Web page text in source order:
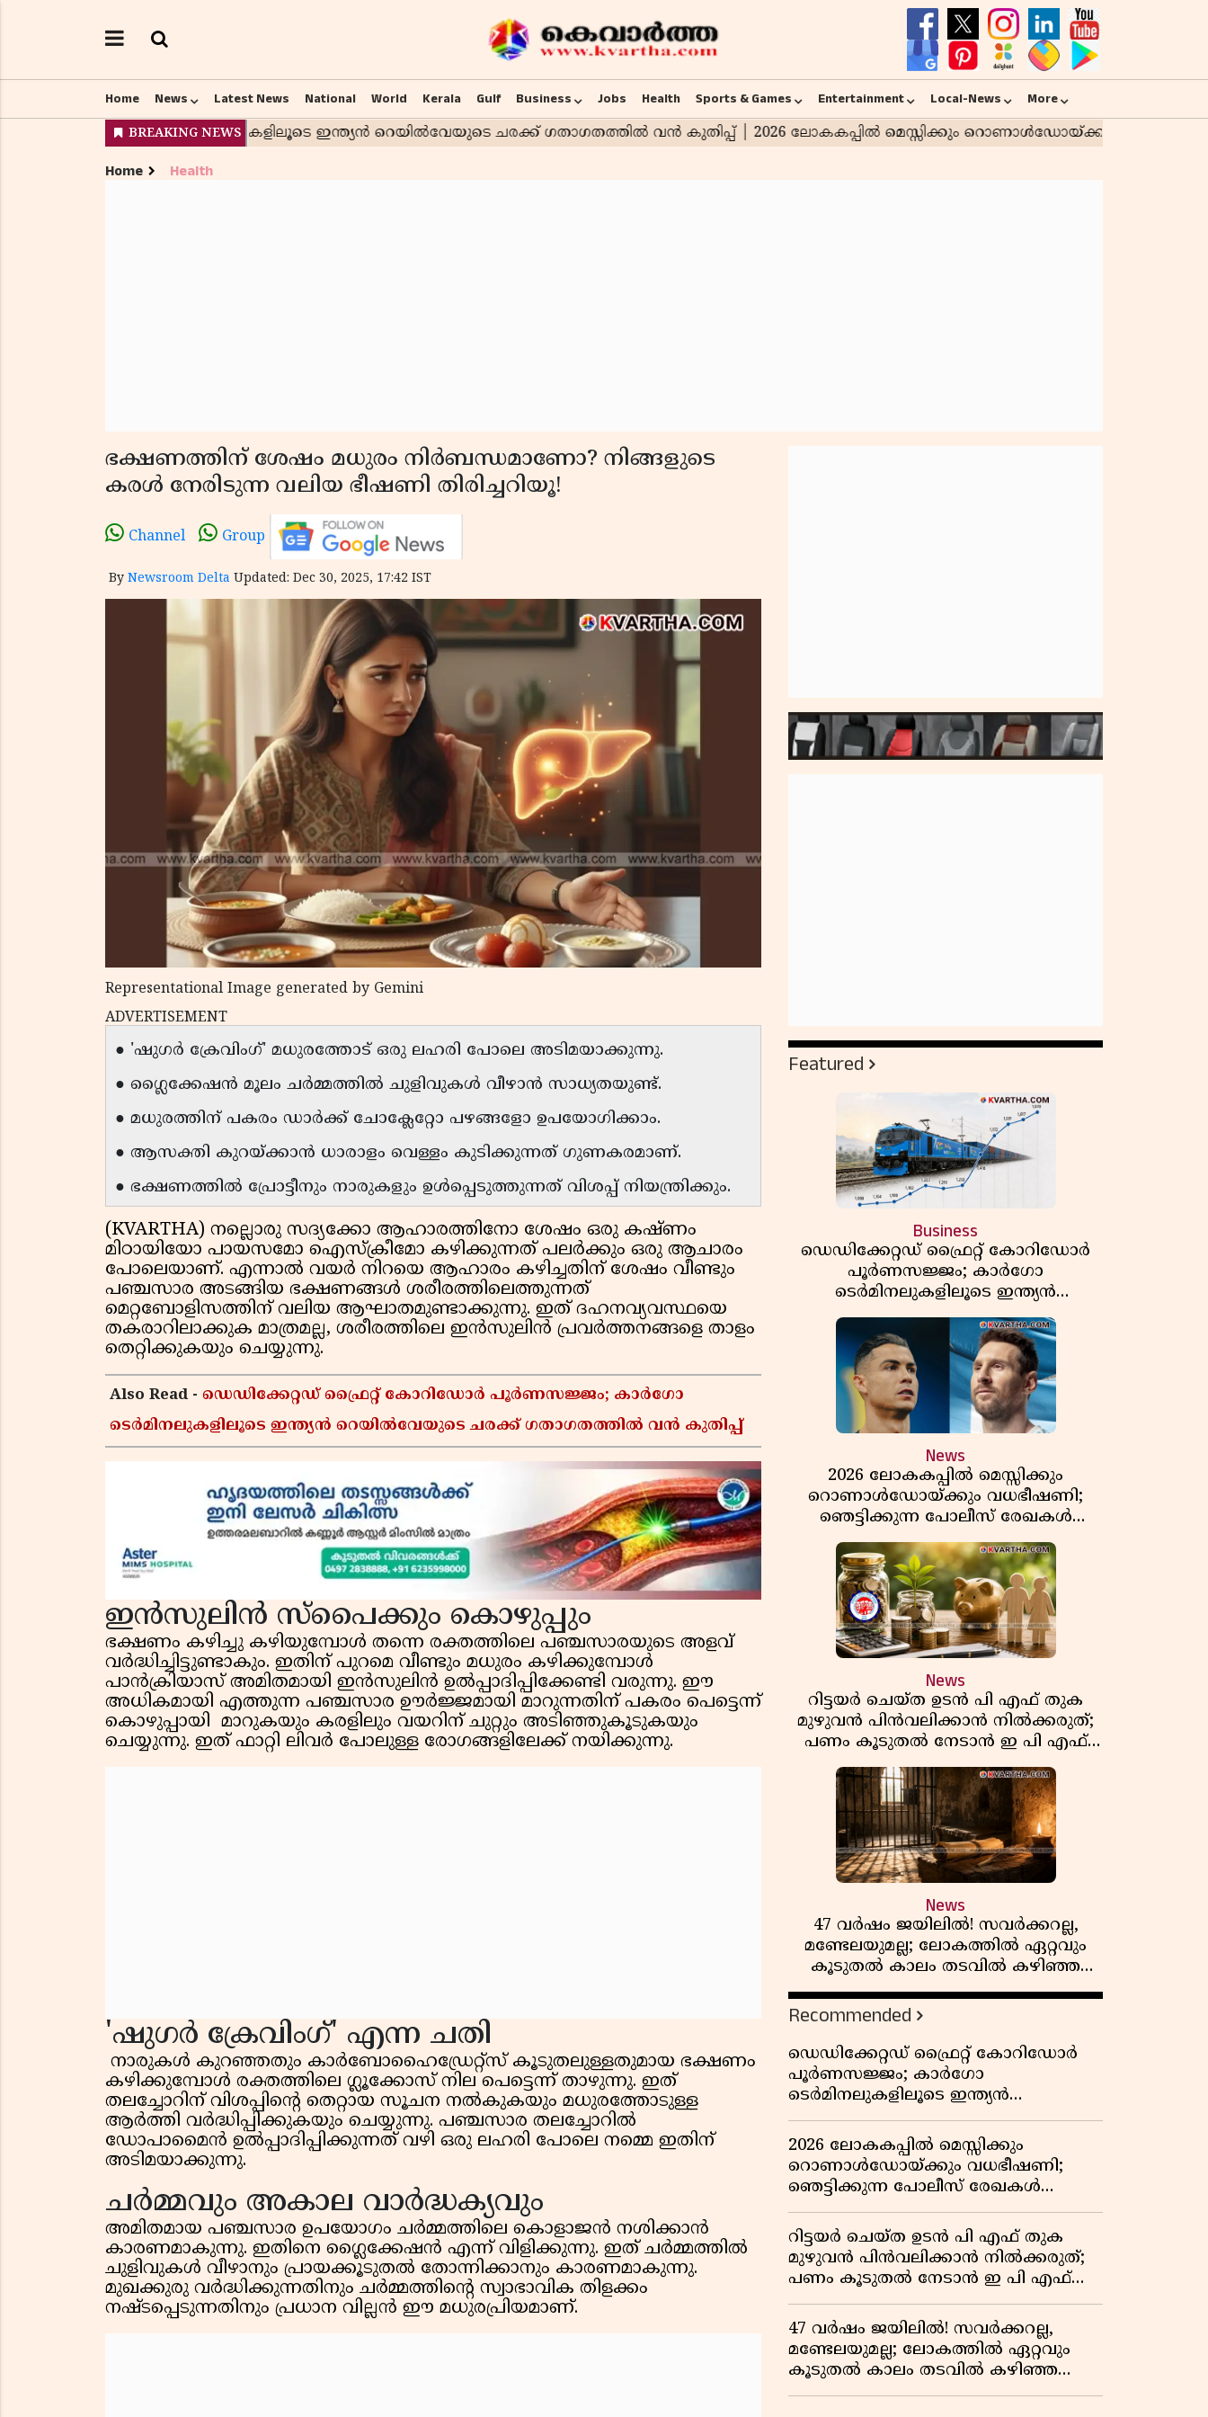
Home News Latest News National World Kerala Gulf Business Jobs Health Sports & Games Entertainment Local-News More
Home Health
ഭക്ഷണത്തിന് ശേഷം മധുരം നിർബന്ധമാണോ? നിങ്ങളുടെ
കരൾ നേരിടുന്ന വലിയ ഭീഷണി തിരിച്ചറിയൂ!
Channel Group
By Newsroom Delta Updated: Dec 30, 2025, 17:42 IST
Representational Image generated by Gemini
ADVERTISEMENT
● 'ഷുഗർ ക്രേവിംഗ്' മധുരത്തോട് ഒരു ലഹരി പോലെ അടിമയാക്കുന്നു.
● ഗ്ലൈക്കേഷൻ മൂലം ചർമ്മത്തിൽ ചുളിവുകൾ വീഴാൻ സാധ്യതയുണ്ട്.
● മധുരത്തിന് പകരം ഡാർക്ക് ചോക്ലേറ്റോ പഴങ്ങളോ ഉപയോഗിക്കാം.
● ആസക്തി കുറയ്ക്കാൻ ധാരാളം വെള്ളം കുടിക്കുന്നത് ഗുണകരമാണ്.
● ഭക്ഷണത്തിൽ പ്രോട്ടീനും നാരുകളും ഉൾപ്പെടുത്തുന്നത് വിശപ്പ് നിയന്ത്രിക്കും.
(KVARTHA) നല്ലൊരു സദ്യക്കോ ആഹാരത്തിനോ ശേഷം ഒരു കഷ്ണം
മിഠായിയോ പായസമോ ഐസ്ക്രീമോ കഴിക്കുന്നത് പലർക്കും ഒരു ആചാരം
പോലെയാണ്. എന്നാൽ വയർ നിറയെ ആഹാരം കഴിച്ചതിന് ശേഷം വീണ്ടും
പഞ്ചസാര അടങ്ങിയ ഭക്ഷണങ്ങൾ ശരീരത്തിലെത്തുന്നത്
മെറ്റബോളിസത്തിന് വലിയ ആഘാതമുണ്ടാക്കുന്നു. ഇത് ദഹനവ്യവസ്ഥയെ
തകരാറിലാക്കുക മാത്രമല്ല, ശരീരത്തിലെ ഇൻസുലിൻ പ്രവർത്തനങ്ങളെ താളം
തെറ്റിക്കുകയും ചെയ്യുന്നു.
Also Read - ഡെഡിക്കേറ്റഡ് ഫ്രൈറ്റ് കോറിഡോർ പൂർണസജ്ജം; കാർഗോ
ടെർമിനലുകളിലൂടെ ഇന്ത്യൻ റെയിൽവേയുടെ ചരക്ക് ഗതാഗതത്തിൽ വൻ കുതിപ്പ്
ഇൻസുലിൻ സ്പൈക്കും കൊഴുപ്പും
ഭക്ഷണം കഴിച്ചു കഴിയുമ്പോൾ തന്നെ രക്തത്തിലെ പഞ്ചസാരയുടെ അളവ്
വർദ്ധിച്ചിട്ടുണ്ടാകും. ഇതിന് പുറമെ വീണ്ടും മധുരം കഴിക്കുമ്പോൾ
പാൻക്രിയാസ് അമിതമായി ഇൻസുലിൻ ഉൽപ്പാദിപ്പിക്കേണ്ടി വരുന്നു. ഈ
അധികമായി എത്തുന്ന പഞ്ചസാര ഊർജ്ജമായി മാറുന്നതിന് പകരം പെട്ടെന്ന്
കൊഴുപ്പായി മാറുകയും കരളിലും വയറിന് ചുറ്റും അടിഞ്ഞുകൂടുകയും
ചെയ്യുന്നു. ഇത് ഫാറ്റി ലിവർ പോലുള്ള രോഗങ്ങളിലേക്ക് നയിക്കുന്നു.
'ഷുഗർ ക്രേവിംഗ്' എന്ന ചതി
നാരുകൾ കുറഞ്ഞതും കാർബോഹൈഡ്രേറ്റ്സ് കൂടുതലുള്ളതുമായ ഭക്ഷണം
കഴിക്കുമ്പോൾ രക്തത്തിലെ ഗ്ലൂക്കോസ് നില പെട്ടെന്ന് താഴുന്നു. ഇത്
തലച്ചോറിന് വിശപ്പിന്റെ തെറ്റായ സൂചന നൽകുകയും മധുരത്തോടുള്ള
ആർത്തി വർദ്ധിപ്പിക്കുകയും ചെയ്യുന്നു. പഞ്ചസാര തലച്ചോറിൽ
ഡോപാമൈൻ ഉൽപ്പാദിപ്പിക്കുന്നത് വഴി ഒരു ലഹരി പോലെ നമ്മെ ഇതിന്
അടിമയാക്കുന്നു.
ചർമ്മവും അകാല വാർദ്ധക്യവും
അമിതമായ പഞ്ചസാര ഉപയോഗം ചർമ്മത്തിലെ കൊളാജൻ നശിക്കാൻ
കാരണമാകുന്നു. ഇതിനെ ഗ്ലൈക്കേഷൻ എന്ന് വിളിക്കുന്നു. ഇത് ചർമ്മത്തിൽ
ചുളിവുകൾ വീഴാനും പ്രായക്കൂടുതൽ തോന്നിക്കാനും കാരണമാകുന്നു.
മുഖക്കുരു വർദ്ധിക്കുന്നതിനും ചർമ്മത്തിന്റെ സ്വാഭാവിക തിളക്കം
നഷ്ടപ്പെടുന്നതിനും പ്രധാന വില്ലൻ ഈ മധുരപ്രിയമാണ്.
Featured
Business
ഡെഡിക്കേറ്റഡ് ഫ്രൈറ്റ് കോറിഡോർ
പൂർണസജ്ജം; കാർഗോ
ടെർമിനലുകളിലൂടെ ഇന്ത്യൻ
റെയിൽവേയുടെ ചരക്ക് ഗതാഗതത്തിൽ
വൻ കുതിപ്പ്
News
2026 ലോകകപ്പിൽ മെസ്സിക്കും
റൊണാൾഡോയ്ക്കും വധഭീഷണി;
ഞെട്ടിക്കുന്ന പോലീസ് രേഖകൾ
പുറത്ത്
News
റിട്ടയർ ചെയ്ത ഉടൻ പി എഫ് തുക
മുഴുവൻ പിൻവലിക്കാൻ നിൽക്കരുത്;
പണം കൂടുതൽ നേടാൻ ഇ പി എഫ്
ഒയുടെ നിയമം അറിയാം
News
47 വർഷം ജയിലിൽ! സവർക്കറല്ല,
മണ്ടേലയുമല്ല; ലോകത്തിൽ ഏറ്റവും
കൂടുതൽ കാലം തടവിൽ കഴിഞ്ഞ
രാഷ്ട്രീയ തടവുകാരൻ ഇദ്ദേഹം! ഒരു
ഇന്ത്യൻ സ്വാതന്ത്ര്യസമര സേനാനിയുടെ
വേറിട്ട കഥ
Recommended
ഡെഡിക്കേറ്റഡ് ഫ്രൈറ്റ് കോറിഡോർ
പൂർണസജ്ജം; കാർഗോ
ടെർമിനലുകളിലൂടെ ഇന്ത്യൻ
റെയിൽവേയുടെ ചരക്ക് ഗതാഗതത്തിൽ
വൻ കുതിപ്പ്
2026 ലോകകപ്പിൽ മെസ്സിക്കും
റൊണാൾഡോയ്ക്കും വധഭീഷണി;
ഞെട്ടിക്കുന്ന പോലീസ് രേഖകൾ
പുറത്ത്
റിട്ടയർ ചെയ്ത ഉടൻ പി എഫ് തുക
മുഴുവൻ പിൻവലിക്കാൻ നിൽക്കരുത്;
പണം കൂടുതൽ നേടാൻ ഇ പി എഫ്
ഒയുടെ നിയമം അറിയാം
47 വർഷം ജയിലിൽ! സവർക്കറല്ല,
മണ്ടേലയുമല്ല; ലോകത്തിൽ ഏറ്റവും
കൂടുതൽ കാലം തടവിൽ കഴിഞ്ഞ
രാഷ്ട്രീയ തടവുകാരൻ ഇദ്ദേഹം! ഒരു